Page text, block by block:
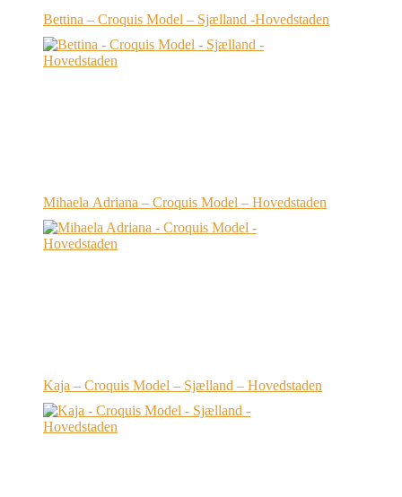
Bettina – Croquis Model – Sjælland -Hovedstaden
Mihaela Adriana – Croquis Model – Hovedstaden
Kaja – Croquis Model – Sjælland – Hovedstaden